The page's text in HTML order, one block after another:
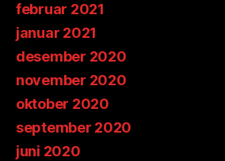
februar 2021
januar 2021
desember 2020
november 2020
oktober 2020
september 2020
juni 2020